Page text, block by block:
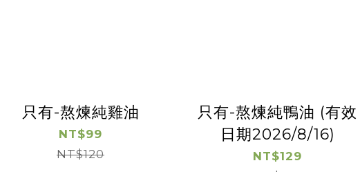
只有-熬煉純雞油
NT$99
NT$120
只有-熬煉純鴨油 (有效
日期2026/8/16)
NT$129